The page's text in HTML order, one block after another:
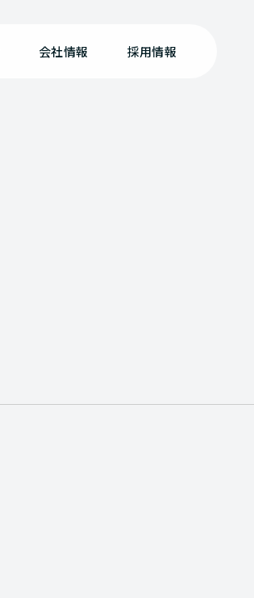
会社情報 採用情報